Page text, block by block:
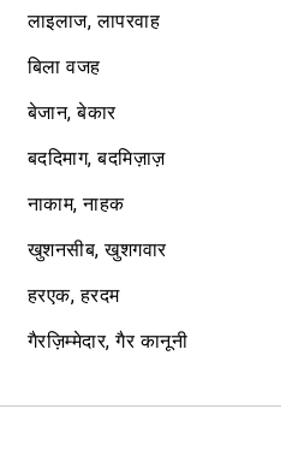
लाइलाज, लापरवाह
बिला वजह
बेजान, बेकार
बददिमाग, बदमिज़ाज़
नाकाम, नाहक
खुशनसीब, खुशगवार
हरएक, हरदम
गैरज़िम्मेदार, गैर कानूनी